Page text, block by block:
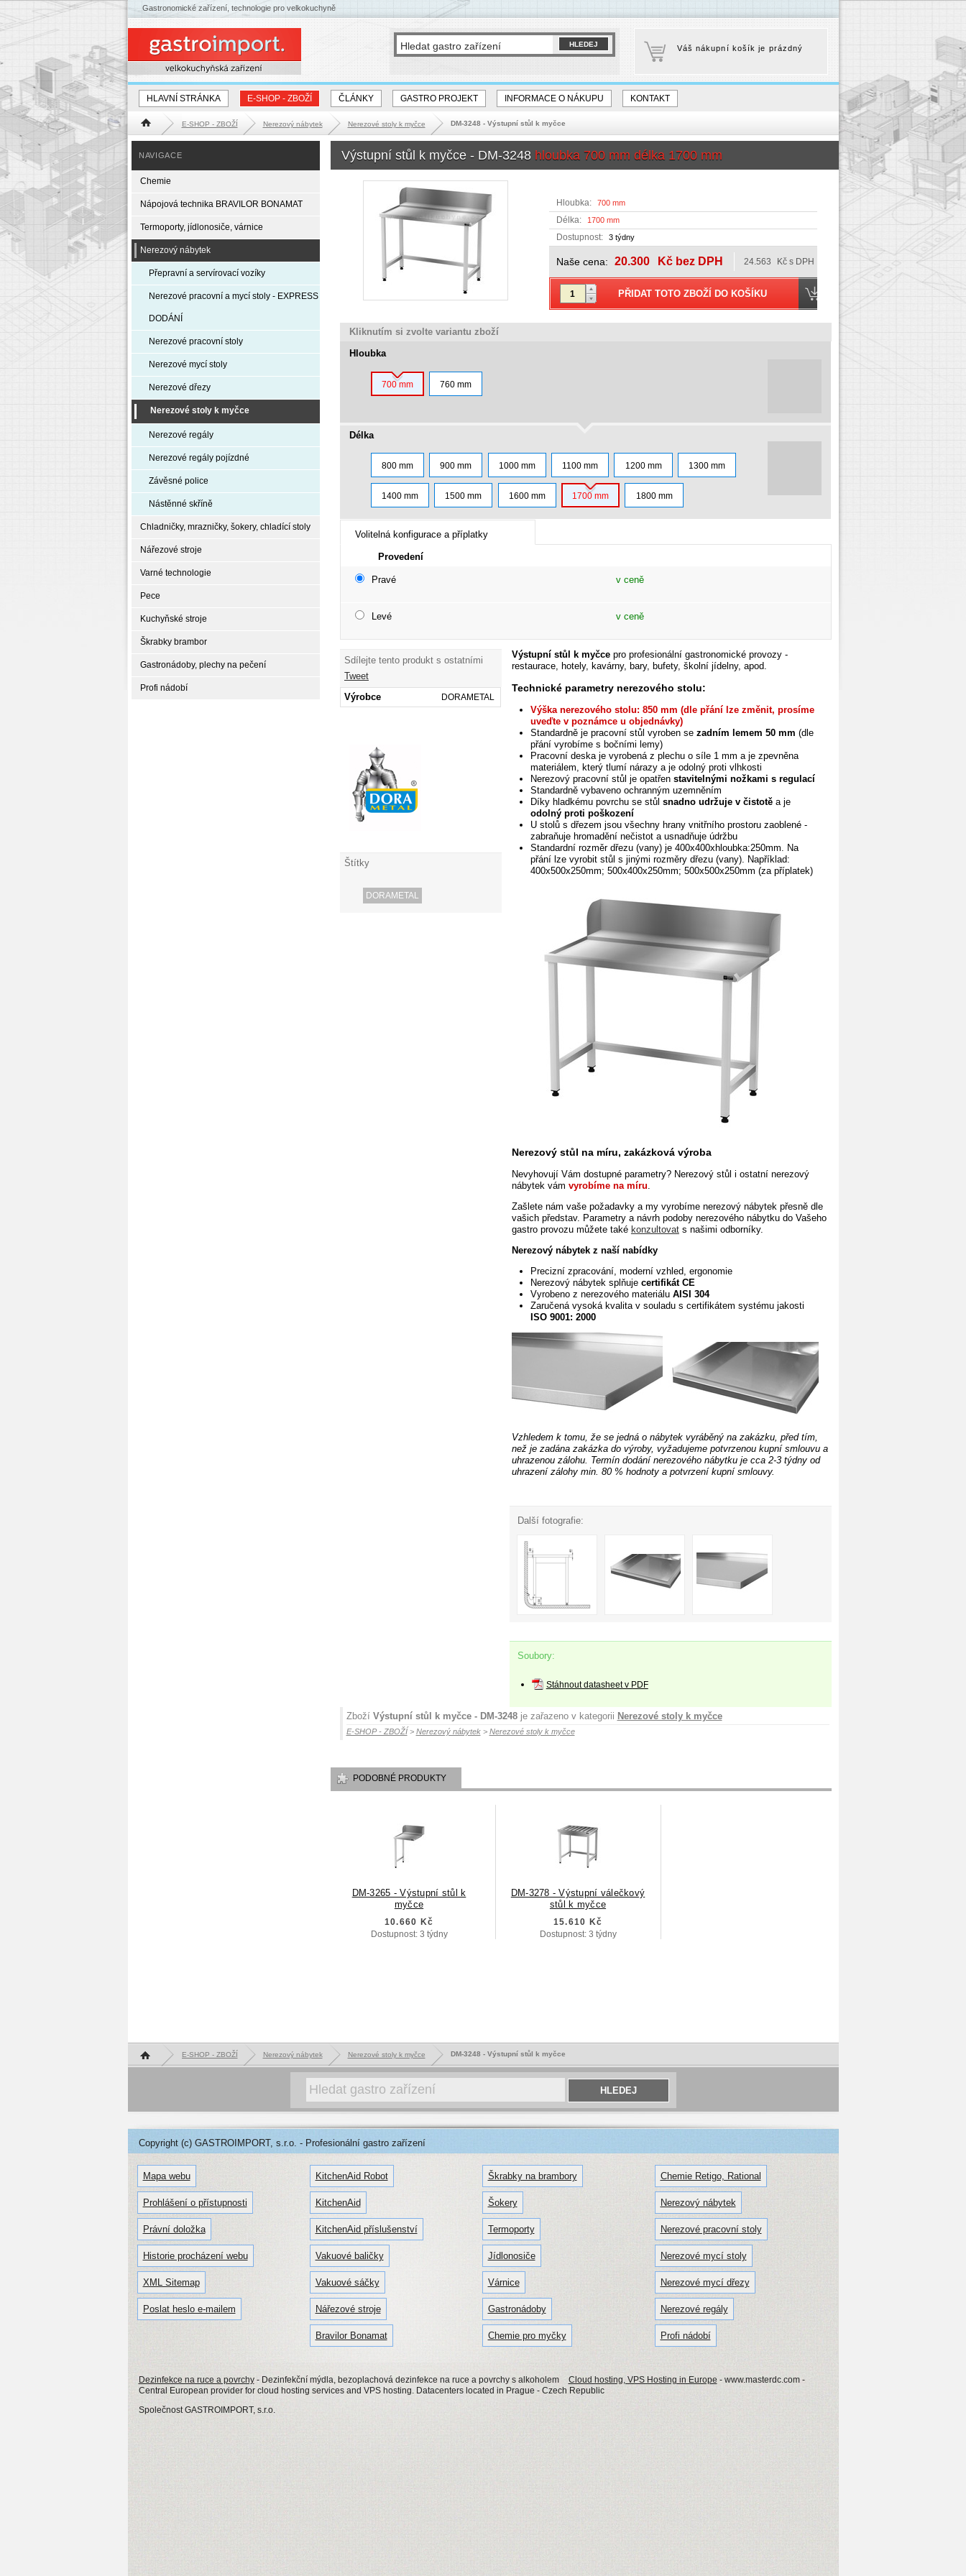
HLAVNÍ STRÁNKA E-SHOP - ZBOŽÍ ČLÁNKY GASTRO PROJEKT INFORMACE O NÁKUPU KONTAKT
Hlavní stránka E-SHOP - ZBOŽÍ Nerezový nábytek Nerezové stoly k myčce DM-3248 - Výstupní stůl k myčce
Výstupní stůl k myčce - DM-3248 hloubka 700 mm délka 1700 mm
Hloubka: 700 mm
Délka: 1700 mm
Dostupnost: 3 týdny
Naše cena: 20.300 Kč bez DPH 24.563 Kč s DPH
Kliknutím si zvolte variantu zboží
Hloubka
700 mm 760 mm
Délka
800 mm 900 mm 1000 mm 1100 mm 1200 mm 1300 mm
1400 mm 1500 mm 1600 mm 1700 mm 1800 mm
Volitelná konfigurace a příplatky
Provedení
Pravé v ceně
Levé v ceně
Sdílejte tento produkt s ostatními
Tweet
Výrobce
DORAMETAL
Štítky
DORAMETAL
Výstupní stůl k myčcepro profesionální gastronomické provozy -
restaurace, hotely, kavárny, bary, bufety, školní jídelny, apod.
Technické parametry nerezového stolu:
Výška nerezového stolu: 850 mm (dle přání lze změnit, prosíme
uveďte v poznámce u objednávky)
Standardně je pracovní stůl vyroben se zadním lemem 50 mm (dle
přání vyrobíme s bočními lemy)
Pracovní deska je vyrobená z plechu o síle 1 mm a je zpevněna
materiálem, který tlumí nárazy a je odolný proti vlhkosti
Nerezový pracovnístůl je opatřen stavitelnými nožkami s regulací
Standardně vybaveno ochranným uzemněním
Díky hladkému povrchu se stůl snadno udržuje v čistotěa je
odolný proti poškození
U stolů s dřezem jsou všechny hrany vnitřního prostoru zaoblené -
zabraňuje hromaděnínečistot a usnadňuje údržbu
Standardní rozměr dřezu (vany) je 400x400xhloubka:250mm. Na
přání lze vyrobit stůl s jinými rozměry dřezu (vany). Například:
400x500x250mm; 500x400x250mm; 500x500x250mm (za příplatek)
Nerezový stůl na míru, zakázková výroba
Nevyhovují Vám dostupné parametry? Nerezový stůl i ostatní nerezový
nábytek vám vyrobíme na míru.
Zašletenám vaše požadavky a my vyrobíme nerezový nábytek přesně dle
vašich představ. Parametry a návrh podoby nerezovéhonábytku do Vašeho
gastro provozu můžete také konzultovats našimi odborníky.
Nerezový nábytek z naší nabídky
Precizní zpracování, moderní vzhled, ergonomie
Nerezový nábytek splňuje certifikátCE
Vyrobeno z nerezového materiálu AISI 304
Zaručená vysoká kvalita v souladu s certifikátem systému jakosti
ISO 9001: 2000
Vzhledem k tomu, že se jedná o nábytek vyráběný na zakázku, před tím,
než je zadána zakázka do výroby, vyžadujeme potvrzenou kupní smlouvu a
uhrazenou zálohu. Termín dodání nerezového nábytku je cca 2-3 týdny od
uhrazenízálohy min. 80 % hodnoty a potvrzení kupní smlouvy.
Další fotografie:
Soubory:
Stáhnout datasheet v PDF
Zboží Výstupní stůl k myčce - DM-3248je zařazeno v kategorii Nerezové stoly k myčce
E-SHOP - ZBOŽÍ> Nerezový nábytek> Nerezové stoly k myčce
PODOBNÉ PRODUKTY
DM-3265 - Výstupní stůl k
myčce
10.660 Kč
Dostupnost: 3 týdny
DM-3278 - Výstupní válečkový
stůl k myčce
15.610 Kč
Dostupnost: 3 týdny
NAVIGACE
Chemie
Nápojová technika BRAVILOR BONAMAT
Termoporty, jídlonosiče, várnice
Nerezový nábytek
Přepravní a servírovací vozíky
Nerezové pracovní a mycí stoly - EXPRESS
DODÁNÍ
Nerezové pracovní stoly
Nerezové mycí stoly
Nerezové dřezy
Nerezové stoly k myčce
Nerezové regály
Nerezové regály pojízdné
Závěsné police
Nástěnné skříně
Chladničky, mrazničky, šokery, chladící stoly
Nářezové stroje
Varné technologie
Pece
Kuchyňské stroje
Škrabky brambor
Gastronádoby, plechy na pečení
Profi nádobí
Gastronomické zařízení, technologie pro velkokuchyně
Váš nákupní košík je prázdný
Hlavní stránka E-SHOP - ZBOŽÍ Nerezový nábytek Nerezové stoly k myčce DM-3248 - Výstupní stůl k myčce
Copyright (c) GASTROIMPORT, s.r.o. - Profesionální gastro zařízení
Mapa webu
Prohlášení o přístupnosti
Právní doložka
Historie procházení webu
XML Sitemap
Poslat heslo e-mailem
KitchenAid Robot
KitchenAid
KitchenAid příslušenství
Vakuové baličky
Vakuové sáčky
Nářezové stroje
Bravilor Bonamat
Škrabky na brambory
Šokery
Termoporty
Jídlonosiče
Várnice
Gastronádoby
Chemie pro myčky
Chemie Retigo, Rational
Nerezový nábytek
Nerezové pracovní stoly
Nerezové mycí stoly
Nerezové mycí dřezy
Nerezové regály
Profi nádobí
Dezinfekce na ruce a povrchy - Dezinfekční mýdla, bezoplachová dezinfekce na ruce a povrchy s alkoholem Cloud hosting, VPS Hosting in Europe - www.masterdc.com -
Central European provider for cloud hosting services and VPS hosting. Datacenters located in Prague - Czech Republic
Společnost GASTROIMPORT, s.r.o.